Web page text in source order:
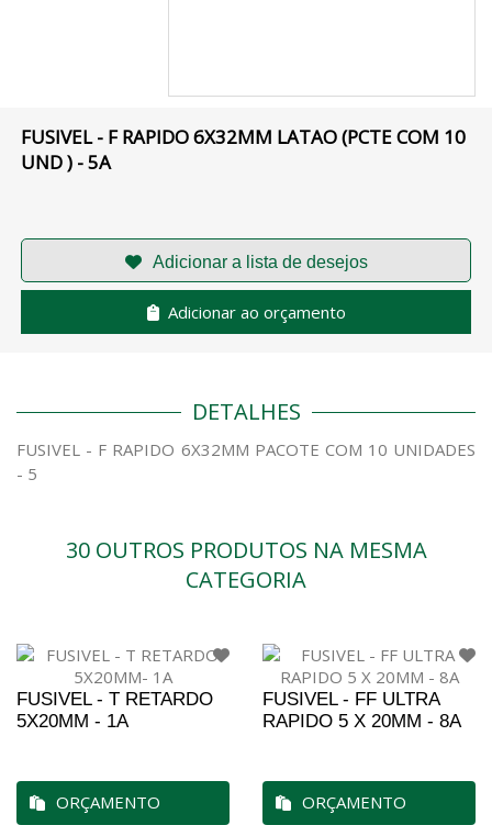
FUSIVEL - F RAPIDO 6X32MM LATAO (PCTE COM 10
UND ) - 5A
Adicionar ao orçamento
DETALHES
FUSIVEL - F RAPIDO 6X32MM PACOTE COM 10 UNIDADES
- 5
30 OUTROS PRODUTOS NA MESMA
CATEGORIA
FUSIVEL - T RETARDO
5X20MM - 1A
ORÇAMENTO
FUSIVEL - FF ULTRA
RAPIDO 5 X 20MM - 8A
ORÇAMENTO